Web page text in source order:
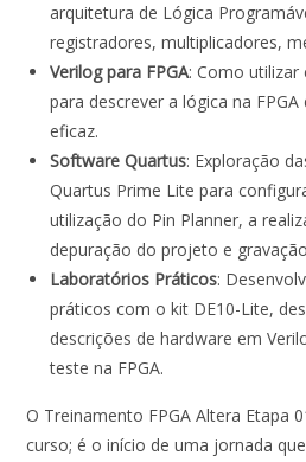
arquitetura de Lógica
registradores, multiplicadores,
Verilog para FPGA: Como utilizar
para descrever a lógica na
eficaz.
Software Quartus: Exploração
Quartus Prime Lite para
utilização do Pin Planner, a
depuração do projeto e
Laboratórios Práticos:
práticos com o kit DE10-Lite,
descrições de hardware em
teste na FPGA.
O Treinamento FPGA Altera Etapa
curso; é o início de uma jornada